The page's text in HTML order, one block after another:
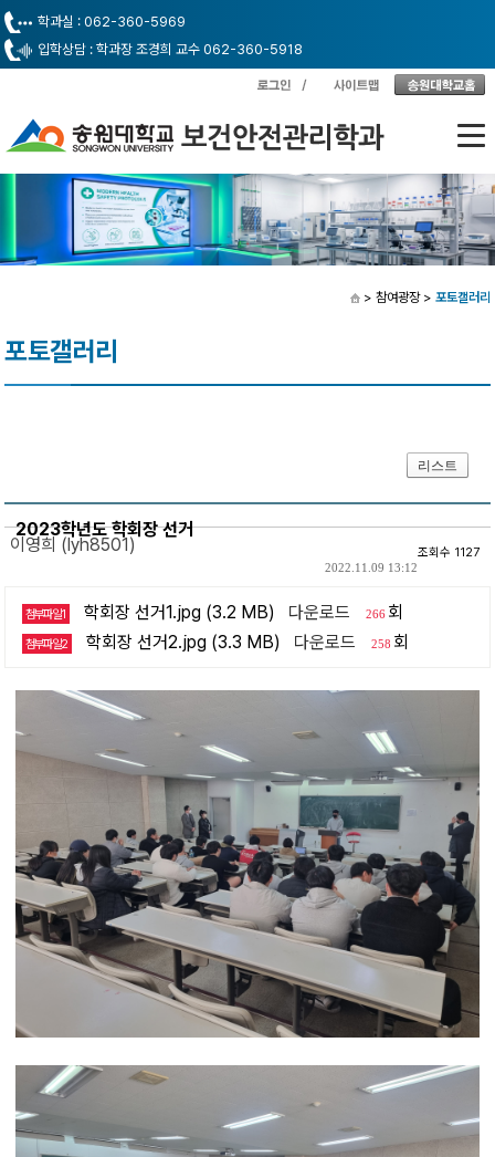
학과실 : 062-360-5969
입학상담 : 학과장 조경희 교수 062-360-5918
> 참여광장> 포토갤러리
포토갤러리
리스트
2023학년도 학회장 선거
조회수 1127
이영희 (lyh8501)
2022.11.09 13:12
첨부파일1 학회장 선거1.jpg (3.2 MB) 다운로드 266 회
첨부파일2 학회장 선거2.jpg (3.3 MB) 다운로드 258 회